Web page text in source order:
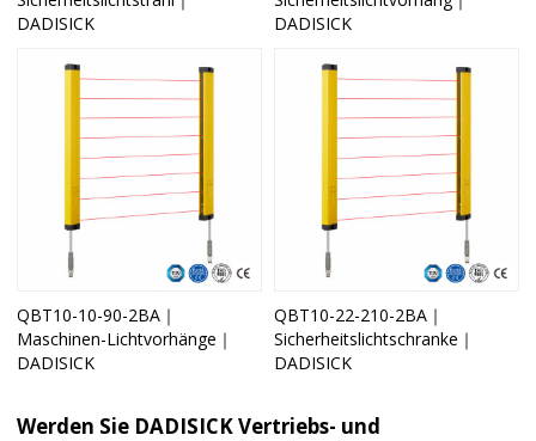
DADISICK
DADISICK
QBT10-10-90-2BA｜
Maschinen-Lichtvorhänge｜
DADISICK
QBT10-22-210-2BA｜
Sicherheitslichtschranke｜
DADISICK
Werden Sie DADISICK Vertriebs- und